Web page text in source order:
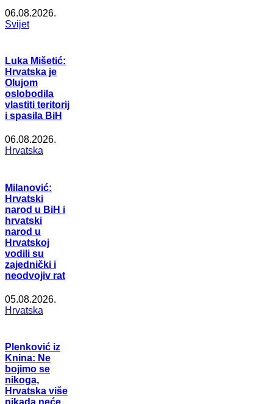
06.08.2026.
Svijet
Luka Mišetić:
Hrvatska je
Olujom
oslobodila
vlastiti teritorij
i spasila BiH
06.08.2026.
Hrvatska
Milanović:
Hrvatski
narod u BiH i
hrvatski
narod u
Hrvatskoj
vodili su
zajednički i
neodvojiv rat
05.08.2026.
Hrvatska
Plenković iz
Knina: Ne
bojimo se
nikoga,
Hrvatska više
nikada neće